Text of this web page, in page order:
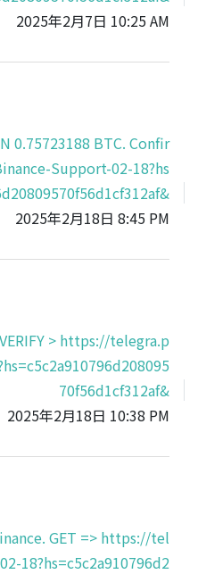
2025年2月7日 10:25 AM
0.75723188 BTC. Confir
Support-02-18?hs
2025年2月18日 8:45 PM
> https://telegra.p
70f56d1cf312af&
2025年2月18日 10:38 PM
GET => https://tel
18?hs=c5c2a910796d2